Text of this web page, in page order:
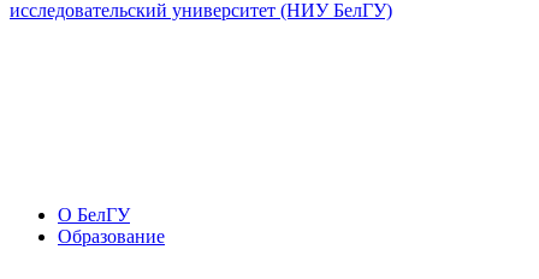
О БелГУ
Образование